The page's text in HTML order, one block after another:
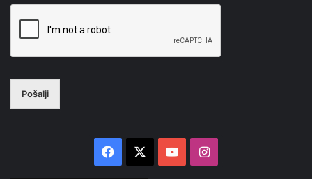
Pošalji
Facebook YouTubeInstagram